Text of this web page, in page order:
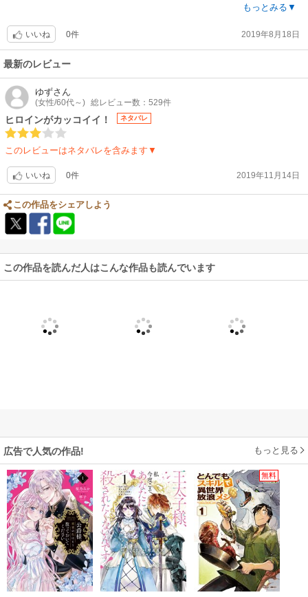
もっとみる▼
いいね 0件 2019年8月18日
最新のレビュー
ゆずさん
(女性/60代～) 総レビュー数：529件
ヒロインがカッコイイ！ ネタバレ
このレビューはネタバレを含みます▼
いいね 0件 2019年11月14日
この作品をシェアしよう
この作品を読んだ人はこんな作品も読んでいます
広告で人気の作品! もっと見る
無料